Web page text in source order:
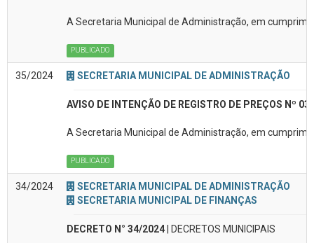
A Secretaria Municipal de Administração, em
PUBLICADO
35/2024 SECRETARIA MUNICIPAL DE ADMINISTRAÇÃO
AVISO DE INTENÇÃO DE REGISTRO DE PREÇOS Nº
A Secretaria Municipal de Administração, em
PUBLICADO
34/2024
SECRETARIA MUNICIPAL DE ADMINISTRAÇÃO
SECRETARIA MUNICIPAL DE FINANÇAS
DECRETO N° 34/2024| DECRETOS MUNICIPAIS